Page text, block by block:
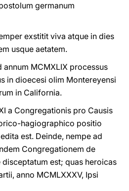
germanum
exstitit viva atque in dies
usque aetatem.
annum MCMXLIX processus
in dioecesi olim Montereyensi
in California.
a Congregationis pro Causis
hagiographico positio
est. Deinde, nempe ad
Congregationem de
est; quas heroicas
anno MCMLXXXV, Ipsi